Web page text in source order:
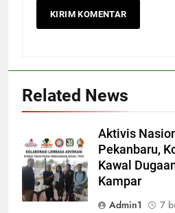
Related News
Aktivis
Pekanbaru,
Kawal
Kampar
Admin1
7